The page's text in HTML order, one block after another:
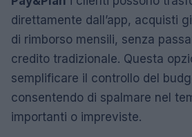
direttamente dall’app, acquisti
di rimborso mensili, senza
credito tradizionale. Questa
semplificare il controllo del
consentendo di spalmare nel
importanti o impreviste.